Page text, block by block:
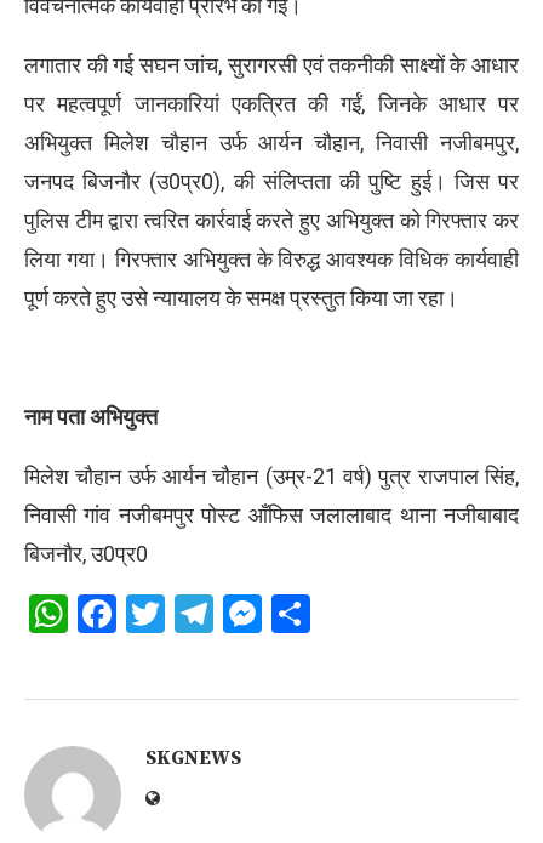
विवेचनात्मक कार्यवाही प्रारंभ की गई।
लगातार की गई सघन जांच, सुरागरसी एवं तकनीकी साक्ष्यों के आधार
पर महत्वपूर्ण जानकारियां एकत्रित की गईं, जिनके आधार पर
अभियुक्त मिलेश चौहान उर्फ आर्यन चौहान, निवासी नजीबमपुर,
जनपद बिजनौर (उ0प्र0), की संलिप्तता की पुष्टि हुई। जिस पर
पुलिस टीम द्वारा त्वरित कार्रवाई करते हुए अभियुक्त को गिरफ्तार कर
लिया गया। गिरफ्तार अभियुक्त के विरुद्ध आवश्यक विधिक कार्यवाही
पूर्ण करते हुए उसे न्यायालय के समक्ष प्रस्तुत किया जा रहा।
नाम पता अभियुक्त
मिलेश चौहान उर्फ आर्यन चौहान (उम्र-21 वर्ष) पुत्र राजपाल सिंह,
निवासी गांव नजीबमपुर पोस्ट आँफिस जलालाबाद थाना नजीबाबाद
बिजनौर, उ0प्र0
WhatsApp
Facebook
Twitter
Telegram
Messenger
SKGNEWS